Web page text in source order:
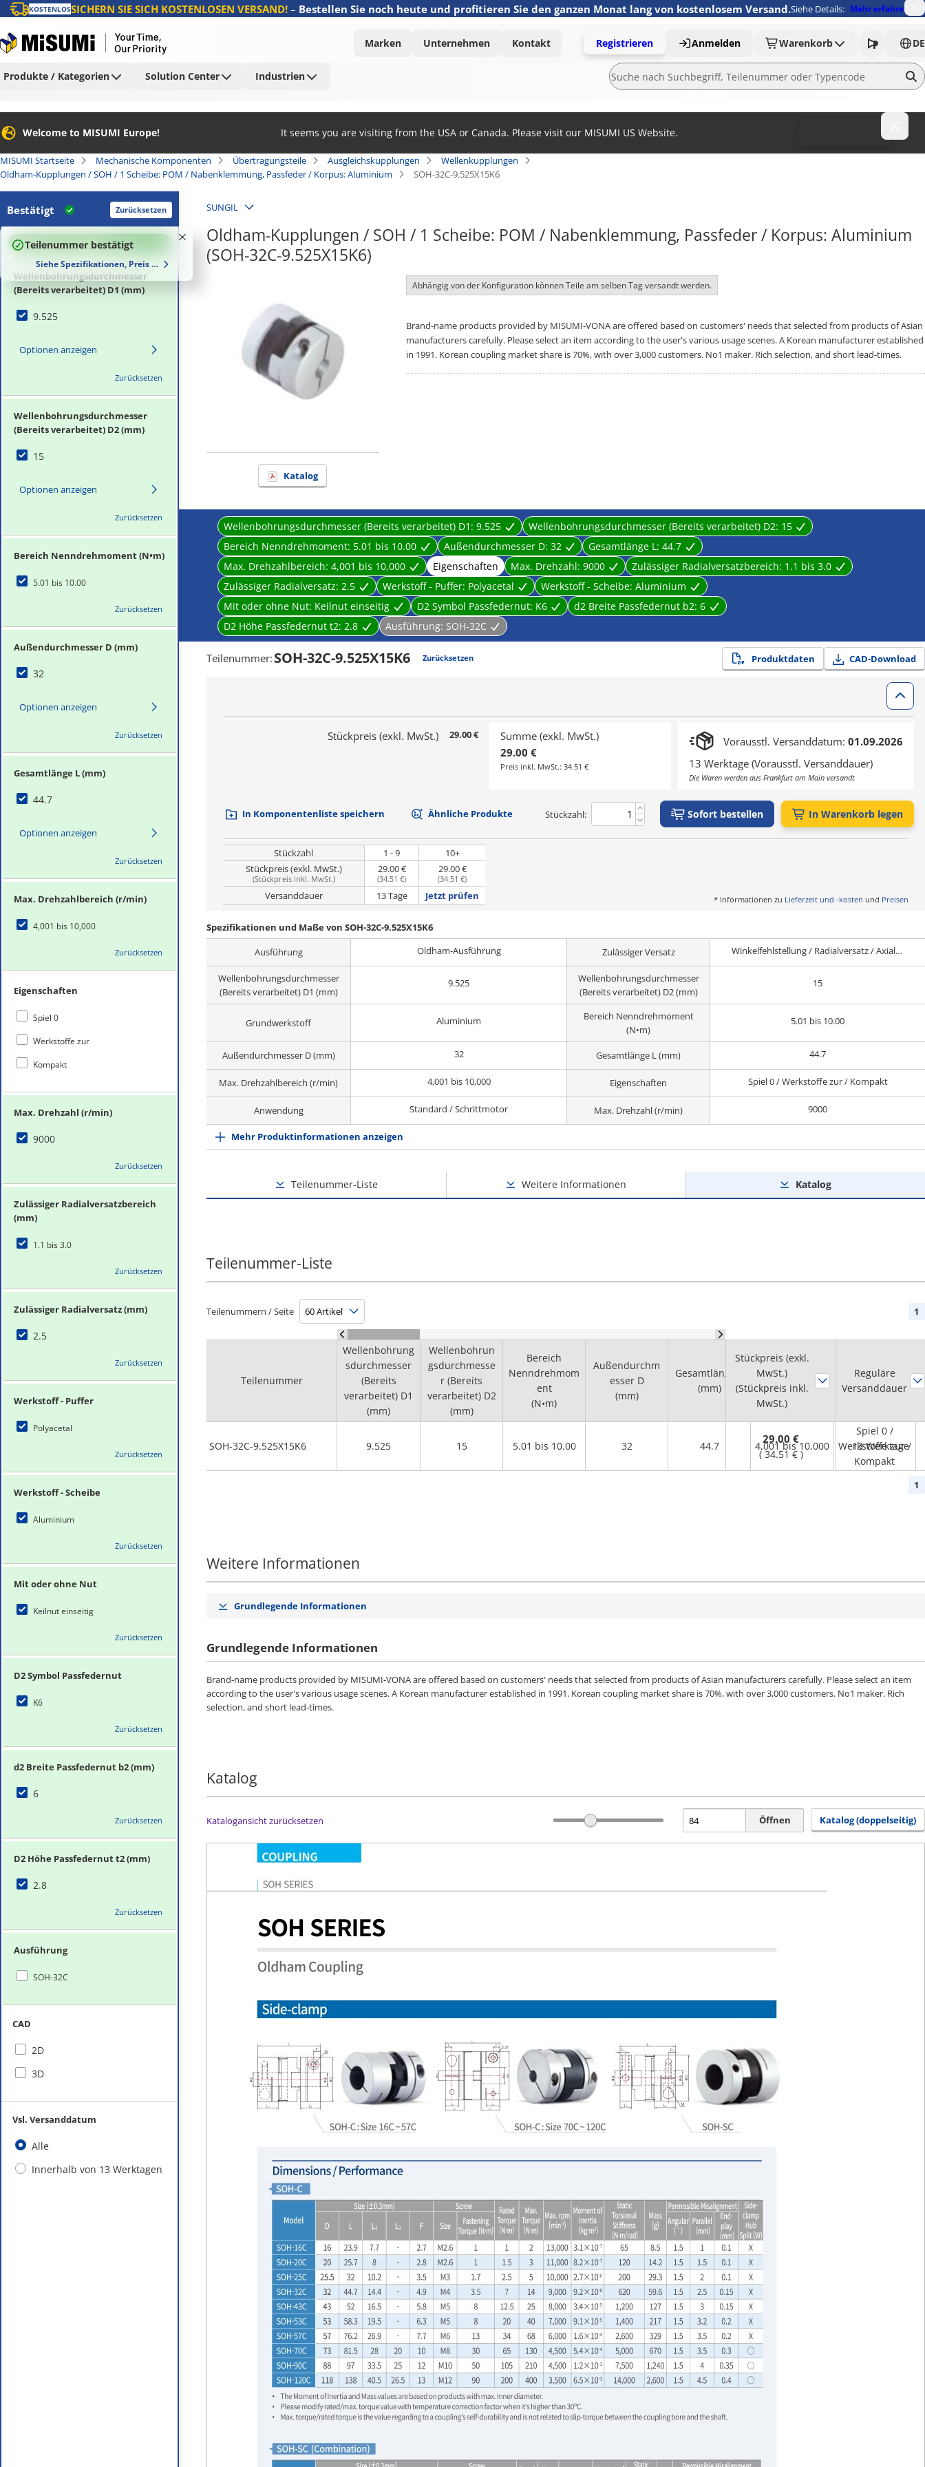
KOSTENLOSSICHERN SIE SICH KOSTENLOSEN VERSAND!– Bestellen Sie noch heute und profitieren Sie den ganzen Monat lang von kostenlosem Versand.Siehe Details: Mehr erfahren
Marken Unternehmen Kontakt Registrieren Anmelden Warenkorb DE
Produkte / Kategorien Solution Center Industrien
Welcome to MISUMI Europe! It seems you are visiting from the USA or Canada. Please visit our MISUMI US Website.
MISUMI Startseite Mechanische Komponenten Übertragungsteile Ausgleichskupplungen
Wellenkupplungen
Oldham-Kupplungen / SOH / 1 Scheibe: POM / Nabenklemmung, Passfeder / Korpus: Aluminium
SOH-32C-9.525X15K6
Bestätigt Zurücksetzen
100%
Teilenummer bestätigt
Siehe Spezifikationen, Preis und Lieferzeiten
Wellenbohrungsdurchmesser
(Bereits verarbeitet) D1 (mm)
9.525
Optionen anzeigen
Zurücksetzen
Wellenbohrungsdurchmesser
(Bereits verarbeitet) D2 (mm)
15
Optionen anzeigen
Zurücksetzen
Bereich Nenndrehmoment (N•m)
5.01 bis 10.00
Zurücksetzen
Außendurchmesser D (mm)
32
Optionen anzeigen
Zurücksetzen
Gesamtlänge L (mm)
44.7
Optionen anzeigen
Zurücksetzen
Max. Drehzahlbereich (r/min)
4,001 bis 10,000
Zurücksetzen
Eigenschaften
Spiel 0
Werkstoffe zur
Kompakt
Max. Drehzahl (r/min)
9000
Zurücksetzen
Zulässiger Radialversatzbereich
(mm)
1.1 bis 3.0
Zurücksetzen
Zulässiger Radialversatz (mm)
2.5
Zurücksetzen
Werkstoff - Puffer
Polyacetal
Zurücksetzen
Werkstoff - Scheibe
Aluminium
Zurücksetzen
Mit oder ohne Nut
Keilnut einseitig
Zurücksetzen
D2 Symbol Passfedernut
K6
Zurücksetzen
d2 Breite Passfedernut b2 (mm)
6
Zurücksetzen
D2 Höhe Passfedernut t2 (mm)
2.8
Zurücksetzen
Ausführung
SOH-32C
CAD
2D
3D
Vsl. Versanddatum
Alle
Innerhalb von 13 Werktagen
SUNGIL
Oldham-Kupplungen / SOH / 1 Scheibe: POM / Nabenklemmung, Passfeder / Korpus: Aluminium
(SOH-32C-9.525X15K6)
Katalog
Abhängig von der Konfiguration können Teile am selben Tag versandt werden.
Brand-name products provided by MISUMI-VONA are offered based on customers' needs that selected from products of Asian
manufacturers carefully. Please select an item according to the user's various usage scenes. A Korean manufacturer established
in 1991. Korean coupling market share is 70%, with over 3,000 customers. No1 maker. Rich selection, and short lead-times.
Wellenbohrungsdurchmesser (Bereits verarbeitet) D1: 9.525 Wellenbohrungsdurchmesser (Bereits verarbeitet) D2: 15
Bereich Nenndrehmoment: 5.01 bis 10.00 Außendurchmesser D: 32 Gesamtlänge L: 44.7
Max. Drehzahlbereich: 4,001 bis 10,000 Eigenschaften Max. Drehzahl: 9000 Zulässiger Radialversatzbereich: 1.1 bis 3.0
Zulässiger Radialversatz: 2.5 Werkstoff - Puffer: Polyacetal Werkstoff - Scheibe: Aluminium
Mit oder ohne Nut: Keilnut einseitig D2 Symbol Passfedernut: K6 d2 Breite Passfedernut b2: 6
D2 Höhe Passfedernut t2: 2.8 Ausführung: SOH-32C
Teilenummer: SOH-32C-9.525X15K6 Zurücksetzen Produktdaten CAD-Download
Stückpreis (exkl. MwSt.) 29.00 €
Summe (exkl. MwSt.)
29.00 €
Preis inkl. MwSt.: 34.51 €
Vorausstl. Versanddatum: 01.09.2026
13 Werktage (Vorausstl. Versanddauer)
Die Waren werden aus Frankfurt am Main versandt
In Komponentenliste speichern Ähnliche Produkte Stückzahl: Sofort bestellen In Warenkorb legen
Stückzahl 1 - 9
10+
Stückpreis (exkl. MwSt.)
(Stückpreis inkl. MwSt.)
29.00 €
(34.51 €)
29.00 €
(34.51 €)
Versanddauer 13 Tage Jetzt prüfen * Informationen zu Lieferzeit und -kosten und Preisen
Spezifikationen und Maße von SOH-32C-9.525X15K6
Ausführung
Oldham-Ausführung Zulässiger Versatz Winkelfehlstellung / Radialversatz / Axial-spiel
Wellenbohrungsdurchmesser
(Bereits verarbeitet) D1 (mm)
9.525
Wellenbohrungsdurchmesser
(Bereits verarbeitet) D2 (mm)
15
Grundwerkstoff Aluminium
Bereich Nenndrehmoment
(N•m)
5.01 bis 10.00
Außendurchmesser D (mm) 32 Gesamtlänge L (mm) 44.7
Max. Drehzahlbereich (r/min) 4,001 bis 10,000 Eigenschaften Spiel 0 / Werkstoffe zur / Kompakt
Anwendung Standard / Schrittmotor Max. Drehzahl (r/min) 9000
Mehr Produktinformationen anzeigen
Teilenummer-Liste Weitere Informationen Katalog
Teilenummer-Liste
Teilenummern / Seite 1
Teilenummer
SOH-32C-9.525X15K6
Wellenbohrung
sdurchmesser
(Bereits
verarbeitet) D1
(mm)
Wellenbohrun
gsdurchmesse
r (Bereits
verarbeitet) D2
(mm)
Bereich
Nenndrehmom
ent
(N•m)
Außendurchm
esser D
(mm)
Gesamtlänge L
(mm)
Max.
Drehzahlbereic
h
(r/min)
Eigenschaften
9.525 15 5.01 bis 10.00 32 44.7 4,001 bis 10,000
Spiel 0 /
Werkstoffe zur /
Kompakt
Stückpreis (exkl.
MwSt.)
(Stückpreis inkl.
MwSt.)
Reguläre
Versanddauer
29.00 €
( 34.51 € )
13 Werktage
1
Weitere Informationen
Grundlegende Informationen
Grundlegende Informationen
Brand-name products provided by MISUMI-VONA are offered based on customers' needs that selected from products of Asian manufacturers carefully. Please select an item
according to the user's various usage scenes. A Korean manufacturer established in 1991. Korean coupling market share is 70%, with over 3,000 customers. No1 maker. Rich
selection, and short lead-times.
Katalog
Katalogansicht zurücksetzen Öffnen Katalog (doppelseitig)